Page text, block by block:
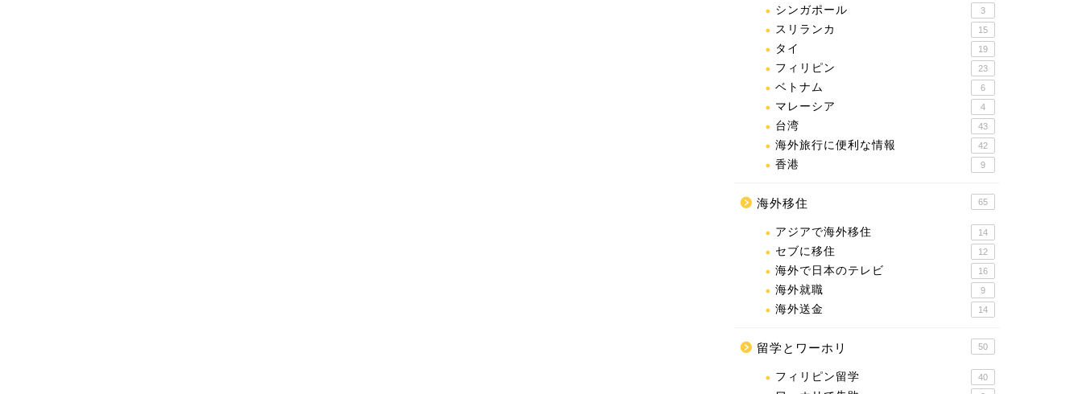
シンガポール 3
スリランカ 15
タイ 19
フィリピン 23
ベトナム 6
マレーシア 4
台湾 43
海外旅行に便利な情報 42
香港 9
海外移住 65
アジアで海外移住 14
セブに移住 12
海外で日本のテレビ 16
海外就職 9
海外送金 14
留学とワーホリ 50
フィリピン留学 40